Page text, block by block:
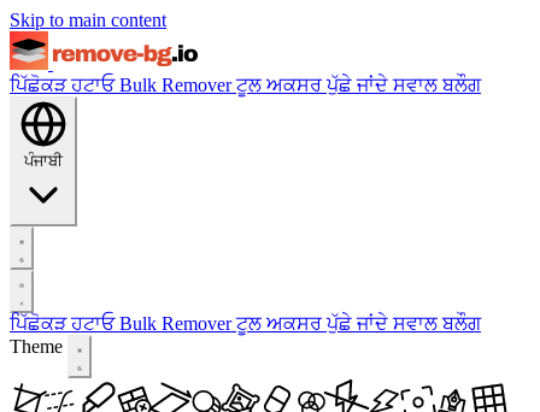
Skip to main content
ਪਿੱਛੋਕੜ ਹਟਾਓBulk Removerਟੂਲ ਅਕਸਰ ਪੁੱਛੇ ਜਾਂਦੇ ਸਵਾਲਬਲੌਗ
ਪੰਜਾਬੀ
ਪਿੱਛੋਕੜ ਹਟਾਓBulk Removerਟੂਲ ਅਕਸਰ ਪੁੱਛੇ ਜਾਂਦੇ ਸਵਾਲਬਲੌਗ
Theme